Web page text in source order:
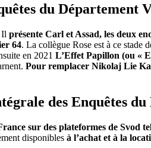
du Département
Il présente Carl et Assad, les deux
64. La collègue Rose est à ce stade
en 2021 L’Effet Papillon (ou «
Pour remplacer Nikolaj Lie
des Enquêtes
sur des plateformes de Svod
disponibles à l’achat et à la